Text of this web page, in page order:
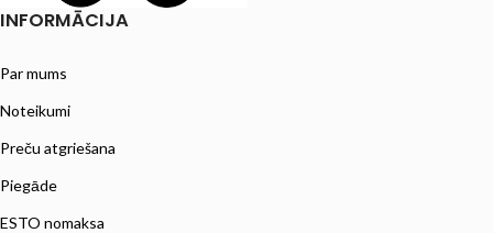
INFORMĀCIJA
Par mums
Noteikumi
Preču atgriešana
Piegāde
ESTO nomaksa